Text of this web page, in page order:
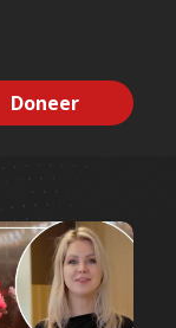
Doneer